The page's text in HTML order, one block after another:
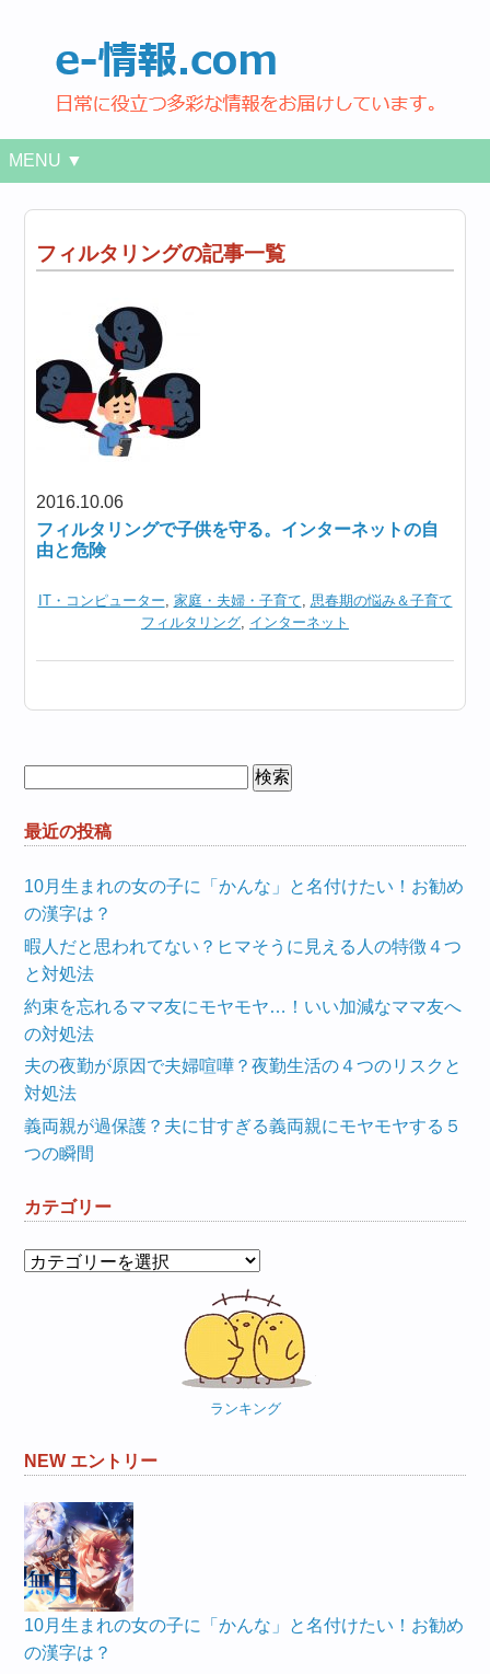
MENU ▼
フィルタリングの記事一覧
2016.10.06
フィルタリングで子供を守る。インターネットの自
由と危険
IT・コンピューター, 家庭・夫婦・子育て, 思春期の悩み＆子育て
フィルタリング, インターネット
最近の投稿
10月生まれの女の子に「かんな」と名付けたい！お勧め
の漢字は？
暇人だと思われてない？ヒマそうに見える人の特徴４つ
と対処法
約束を忘れるママ友にモヤモヤ…！いい加減なママ友へ
の対処法
夫の夜勤が原因で夫婦喧嘩？夜勤生活の４つのリスクと
対処法
義両親が過保護？夫に甘すぎる義両親にモヤモヤする５
つの瞬間
カテゴリー
カ
ランキング
NEW エントリー
10月生まれの女の子に「かんな」と名付けたい！お勧め
の漢字は？